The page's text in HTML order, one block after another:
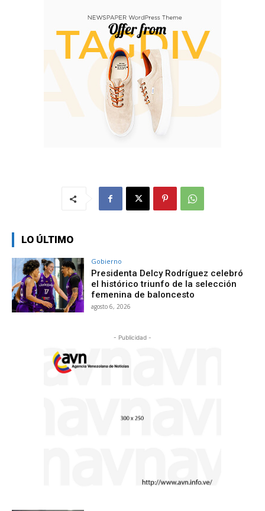
LO ÚLTIMO
Gobierno
Presidenta Delcy Rodríguez celebró
el histórico triunfo de la selección
femenina de baloncesto
agosto 6, 2026
- Publicidad -